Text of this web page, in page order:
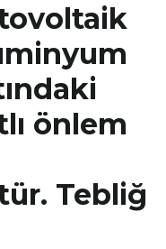
önlem
Tebliğ